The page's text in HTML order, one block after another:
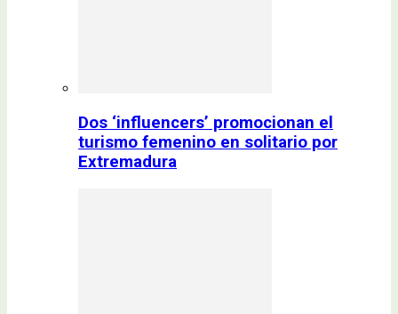
Dos ‘influencers’ promocionan el
turismo femenino en solitario por
Extremadura